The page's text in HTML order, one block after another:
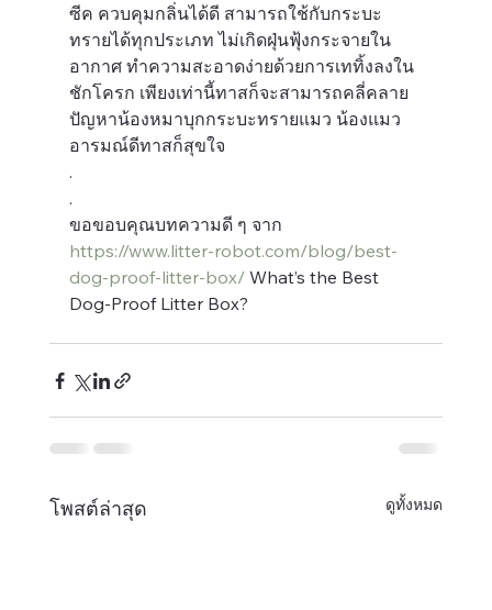
ซีค ควบคุมกลิ่นได้ดี สามารถใช้กับกระบะ
ทรายได้ทุกประเภท ไม่เกิดฝุ่นฟุ้งกระจายใน
อากาศ ทำความสะอาดง่ายด้วยการเททิ้งลงใน
ชักโครก เพียงเท่านี้ทาสก็จะสามารถคลี่คลาย
ปัญหาน้องหมาบุกกระบะทรายแมว น้องแมว
อารมณ์ดีทาสก็สุขใจ
.
.
ขอขอบคุณบทความดี ๆ จาก
https://www.litter-robot.com/blog/best-
dog-proof-litter-box/ What’s the Best
Dog-Proof Litter Box?
โพสต์ล่าสุด ดูทั้งหมด